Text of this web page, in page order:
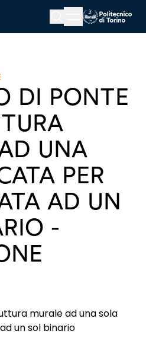
Menu button
DI PONTE
UNA
PER
AD UN
-
murale ad una sola
un sol binario